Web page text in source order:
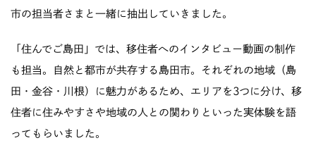
市の担当者さまと一緒に抽出していきました。
「住んでご島田」では、移住者へのインタビュー動画の制作
も担当。自然と都市が共存する島田市。それぞれの地域（島
田・金谷・川根）に魅力があるため、エリアを3つに分け、移
住者に住みやすさや地域の人との関わりといった実体験を語
ってもらいました。